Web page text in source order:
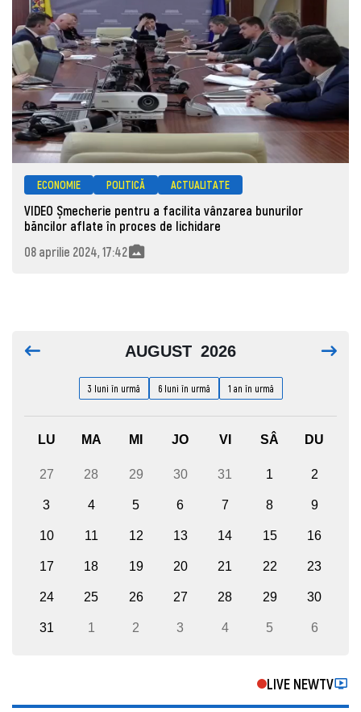
ECONOMIE POLITICĂ ACTUALITATE
VIDEO Șmecherie pentru a facilita vânzarea bunurilor
băncilor aflate în proces de lichidare
08 aprilie 2024, 17:42
AUGUST 2026
3 luni în urmă 6 luni în urmă 1 an în urmă
LU MA MI JO VI SÂ DU
27 28 29 30 31 1 2
3 4 5 6 7 8 9
10 11 12 13 14 15 16
17 18 19 20 21 22 23
24 25 26 27 28 29 30
31 1 2 3 4 5 6
LIVE NEWTV